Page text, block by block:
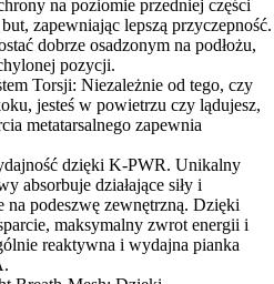
na poziomie przedniej części
zapewniając lepszą przyczepność.
dobrze osadzonym na podłożu,
pozycji.
Torsji: Niezależnie od tego, czy
jesteś w powietrzu czy lądujesz,
metatarsalnego zapewnia
dzięki K-PWR. Unikalny
absorbuje działające siły i
na podeszwę zewnętrzną. Dzięki
maksymalny zwrot energii i
reaktywna i wydajna pianka